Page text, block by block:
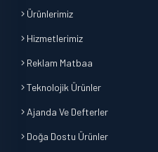
Ürünlerimiz
Hizmetlerimiz
Reklam Matbaa
Teknolojik Ürünler
Ajanda Ve Defterler
Doğa Dostu Ürünler